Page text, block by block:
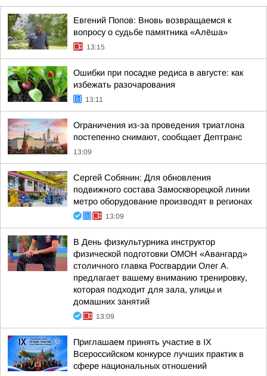
Евгений Попов: Вновь возвращаемся к
вопросу о судьбе памятника «Алёша»
13:15
Ошибки при посадке редиса в августе: как
избежать разочарования
13:11
Ограничения из-за проведения триатлона
постепенно снимают, сообщает Дептранс
13:09
Сергей Собянин: Для обновления
подвижного состава Замоскворецкой линии
метро оборудование производят в регионах
13:09
В День физкультурника инструктор
физической подготовки ОМОН «Авангард»
столичного главка Росгвардии Олег А.
предлагает вашему вниманию тренировку,
которая подходит для зала, улицы и
домашних занятий
13:09
Приглашаем принять участие в IХ
Всероссийском конкурсе лучших практик в
сфере национальных отношений